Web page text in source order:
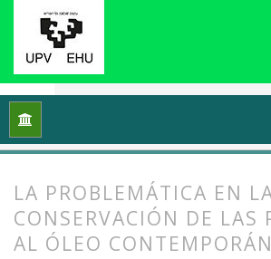
Inicio
LA PROBLEMÁTICA EN
CONSERVACIÓN DE LAS
AL ÓLEO